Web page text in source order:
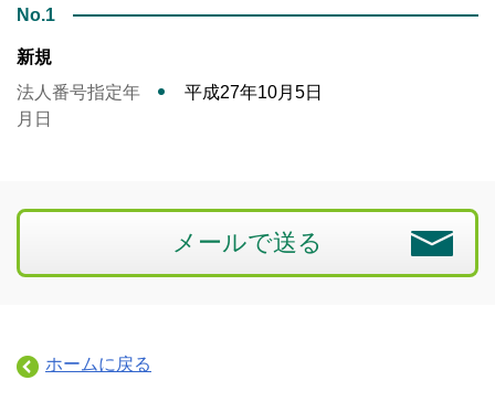
No.1
新規
法人番号指定年
月日
平成27年10月5日
メールで送る
ホームに戻る